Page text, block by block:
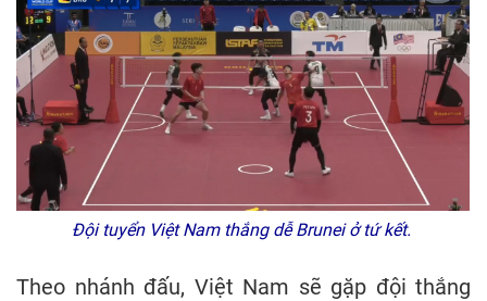
Đội tuyển Việt Nam thắng dễ Brunei ở tứ kết.
Theo nhánh đấu, Việt Nam sẽ gặp đội thắng